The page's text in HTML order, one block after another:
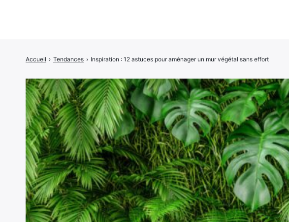
Accueil › Tendances › Inspiration : 12 astuces pour aménager un mur végétal sans effort